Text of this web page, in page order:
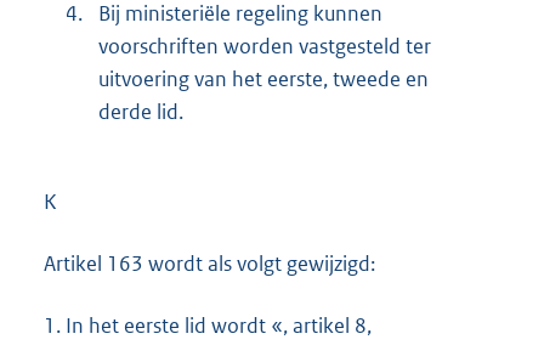
4.
Bij ministeriële regeling kunnen
voorschriften worden vastgesteld ter
uitvoering van het eerste, tweede en
derde lid.
K
Artikel 163 wordt als volgt gewijzigd:
1. In het eerste lid wordt «, artikel 8,